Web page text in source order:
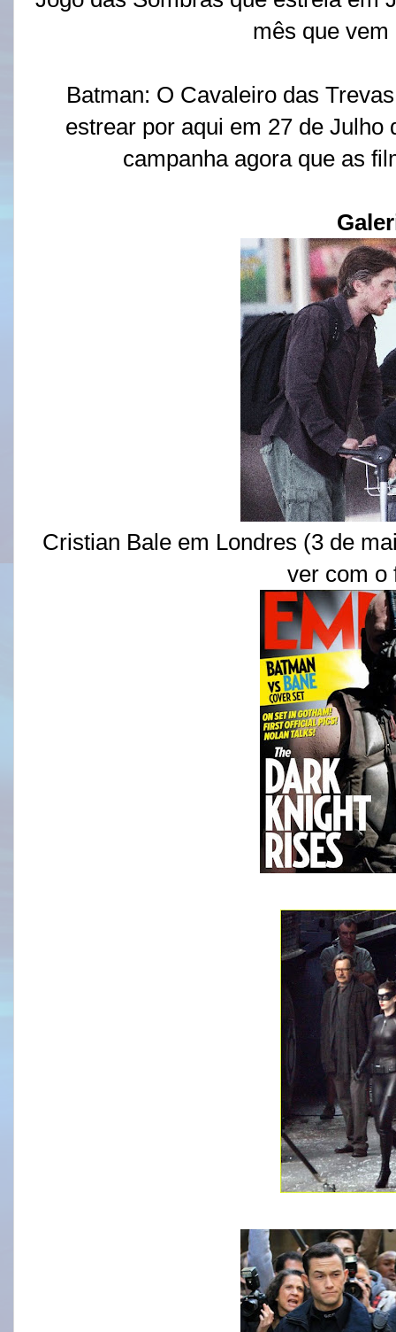
mês que
Batman: O Cavaleiro das
estrear por aqui em 27 de Julho
campanha agora que as
Cristian Bale em Londres (3 de
ver com o